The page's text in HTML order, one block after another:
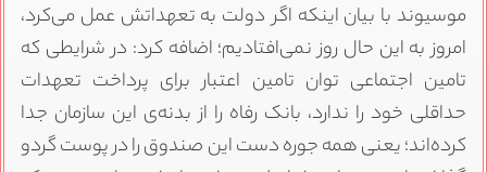
موسیوند با بیان اینکه اگر دولت به تعهداتش عمل می‌کرد،
امروز به این حال روز نمی‌افتادیم؛ اضافه کرد: در شرایطی که
تامین اجتماعی توان تامین اعتبار برای پرداخت تعهدات
حداقلی خود را ندارد، بانک رفاه را از بدنه‌ی این سازمان جدا
کرده‌اند؛ یعنی همه جوره دست این صندوق را در پوست گردو